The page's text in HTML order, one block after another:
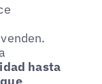
hasta